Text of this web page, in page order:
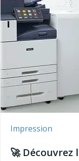
Impression
🚀